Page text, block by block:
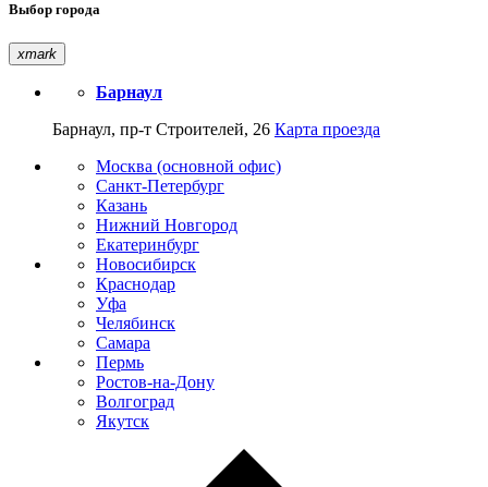
Выбор города
xmark
Барнаул
Барнаул, пр-т Строителей, 26 Карта проезда
Москва (основной офис)
Санкт-Петербург
Казань
Нижний Новгород
Екатеринбург
Новосибирск
Краснодар
Уфа
Челябинск
Самара
Пермь
Ростов-на-Дону
Волгоград
Якутск